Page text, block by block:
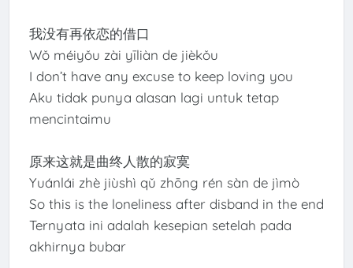
我没有再依恋的借口
Wǒ méiyǒu zài yīliàn de jièkǒu
I don’t have any excuse to keep loving you
Aku tidak punya alasan lagi untuk tetap
mencintaimu
原来这就是曲终人散的寂寞
Yuánlái zhè jiùshì qǔ zhōng rén sàn de jìmò
So this is the loneliness after disband in the end
Ternyata ini adalah kesepian setelah pada
akhirnya bubar